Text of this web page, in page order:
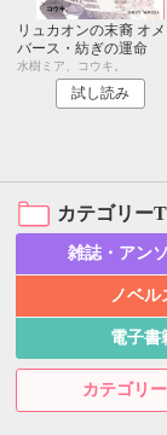
リュカオンの末裔 オ
バース・紡ぎの運命
水樹ミア、コウキ。
試し読み
カテゴリー
雑誌・アン
ノベル
電子書
カテゴリ